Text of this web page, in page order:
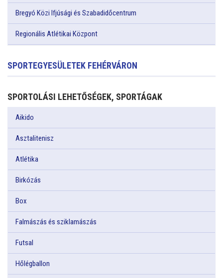
Bregyó Közi Ifjúsági és Szabadidőcentrum
Regionális Atlétikai Központ
SPORTEGYESÜLETEK FEHÉRVÁRON
SPORTOLÁSI LEHETŐSÉGEK, SPORTÁGAK
Aikido
Asztalitenisz
Atlétika
Birkózás
Box
Falmászás és sziklamászás
Futsal
Hőlégballon